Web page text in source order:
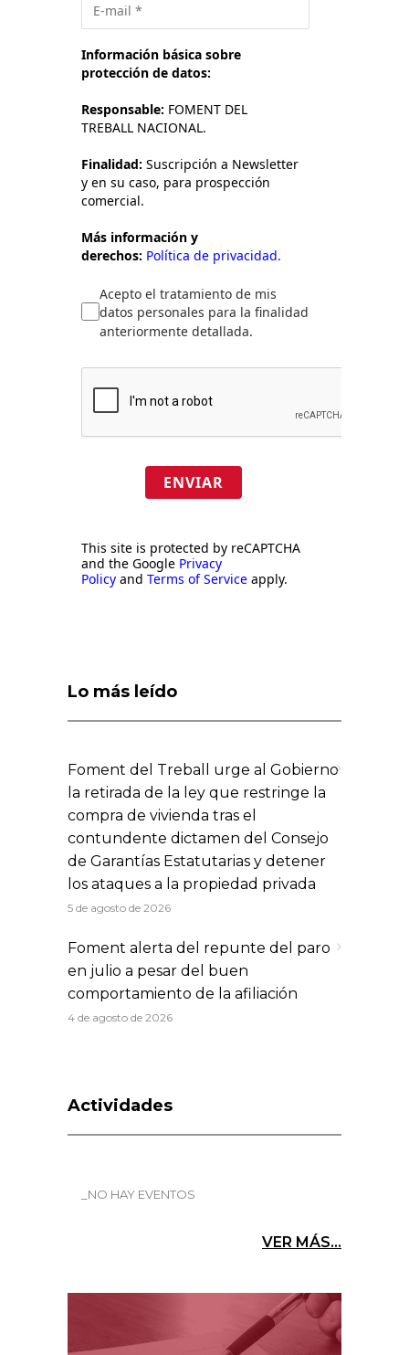
Información básica sobre
protección de datos:
Responsable: FOMENT DEL
TREBALL NACIONAL.
Finalidad: Suscripción a Newsletter
y en su caso, para prospección
comercial.
Más información y
derechos: Política de privacidad.
Acepto el tratamiento de mis
datos personales para la finalidad
anteriormente detallada.
ENVIAR
This site is protected by reCAPTCHA
and the Google Privacy
Policy and Terms of Service apply.
Lo más leído
Foment del Treball urge al Gobierno
la retirada de la ley que restringe la
compra de vivienda tras el
contundente dictamen del Consejo
de Garantías Estatutarias y detener
los ataques a la propiedad privada
5 de agosto de 2026
Foment alerta del repunte del paro
en julio a pesar del buen
comportamiento de la afiliación
4 de agosto de 2026
Actividades
_NO HAY EVENTOS
VER MÁS...